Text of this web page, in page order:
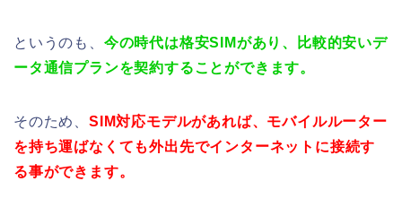
というのも、 今の時代は格安SIMがあり、比較的安いデ
ータ通信プランを契約することができます。
そのため、 SIM対応モデルがあれば、モバイルルーター
を持ち運ばなくても外出先でインターネットに接続す
る事ができます。